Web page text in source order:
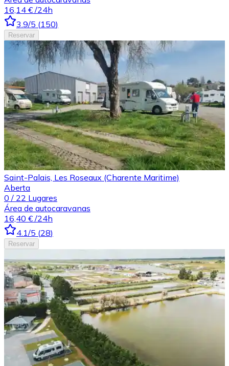
16,14 € /24h
3.9/5 (150)
Reservar
Saint-Palais, Les Roseaux (Charente Maritime)
Aberta
0 / 22 Lugares
Área de autocaravanas
16,40 € /24h
4.1/5 (28)
Reservar